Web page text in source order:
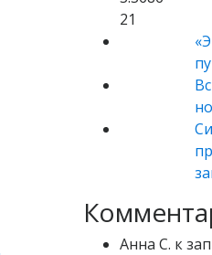
Анна С. к